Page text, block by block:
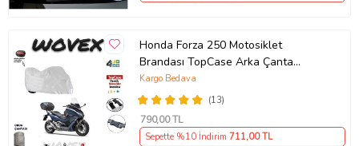
Honda Forza 250 Motosiklet
Brandası TopCase Arka Çanta
Uyumlu Branda,Örtü
(13)
Kargo Bedava
790,00 TL
Sepette %10 İndirim 711,00 TL